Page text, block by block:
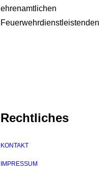
ehrenamtlichen
Feuerwehrdienstleistenden
Rechtliches
KONTAKT
IMPRESSUM